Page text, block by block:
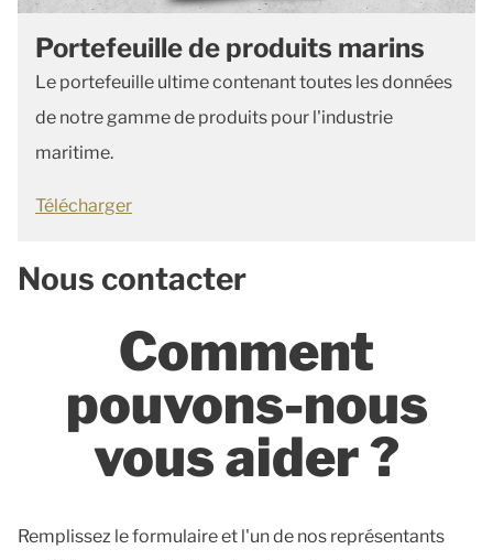
Portefeuille de produits marins
Le portefeuille ultime contenant toutes les données
de notre gamme de produits pour l'industrie
maritime.
Télécharger
Nous contacter
Comment
pouvons-nous
vous aider ?
Remplissez le formulaire et l'un de nos représentants